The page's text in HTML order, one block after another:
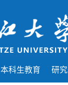
本科生教育 研